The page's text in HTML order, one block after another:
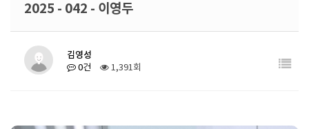
2025 - 042 - 이영두
김영성
0건 1,391회